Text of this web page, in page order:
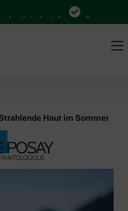
bestellen Bequem zwischen
Haut im Sommer